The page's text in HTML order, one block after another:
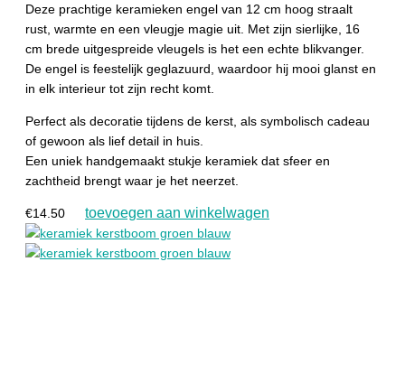
Deze prachtige keramieken engel van 12 cm hoog straalt
rust, warmte en een vleugje magie uit. Met zijn sierlijke, 16
cm brede uitgespreide vleugels is het een echte blikvanger.
De engel is feestelijk geglazuurd, waardoor hij mooi glanst en
in elk interieur tot zijn recht komt.
Perfect als decoratie tijdens de kerst, als symbolisch cadeau
of gewoon als lief detail in huis.
Een uniek handgemaakt stukje keramiek dat sfeer en
zachtheid brengt waar je het neerzet.
€14.50 toevoegen aan winkelwagen